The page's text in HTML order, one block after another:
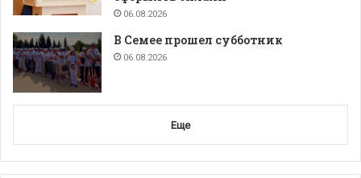
06.08.2026
В Семее прошел субботник
06.08.2026
Еще